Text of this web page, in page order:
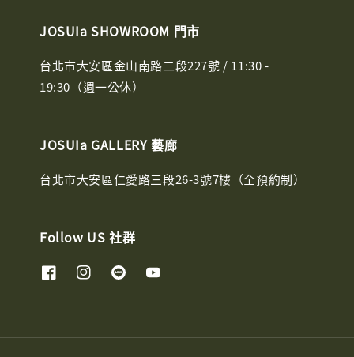
JOSUIa SHOWROOM 門市
台北市大安區金山南路二段227號 / 11:30 -
19:30（週一公休）
JOSUIa GALLERY 藝廊
台北市大安區仁愛路三段26-3號7樓（全預約制）
Follow US 社群